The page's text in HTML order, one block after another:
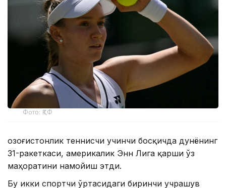
Фото: ҚТФ
Қозоғистонлик теннисчи учинчи босқичда дунёнинг
31-ракеткаси, америкалик Энн Лига қарши ўз
маҳоратини намойиш этди.
Бу икки спортчи ўртасидаги биринчи учрашув